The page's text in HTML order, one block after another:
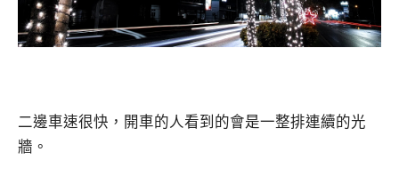
二邊車速很快，開車的人看到的會是一整排連續的光
牆。